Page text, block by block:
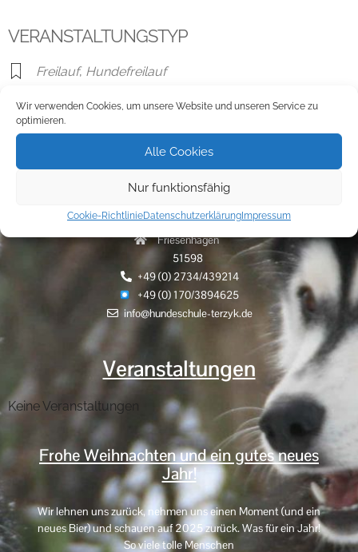
Wir verwenden Cookies, um unsere Website und unseren Service zu
optimieren.
Alle Cookies
Nur funktionsfähig
Cookie-RichtlinieDatenschutzerklärung Impressum
VERANSTALTUNGSTYP
Freilauf, Hundefreilauf
Karte nicht verfügbar
Hundeschule Terzyk
Hammerhöhe 9
Friesenhagen
51598
+49 (0) 2734/439214
+49 (0) 170/3894625
info@hundeschule-terzyk.de
Veranstaltungen
Keine Veranstaltungen
Frohe Weihnachten und ein gutes neues
Jahr!
Wir lehnen uns zurück, nehmen uns einen Moment (und ein
neues Bier) und schauen auf 2025 zurück. Was für ein Jahr!
So viele tolle Menschen